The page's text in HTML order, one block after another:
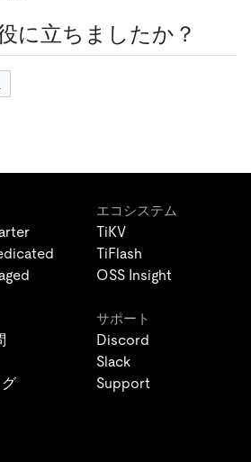
に立ちましたか？
エコシステム
TiKV
TiFlash
OSS Insight
サポート
Discord
Slack
Support